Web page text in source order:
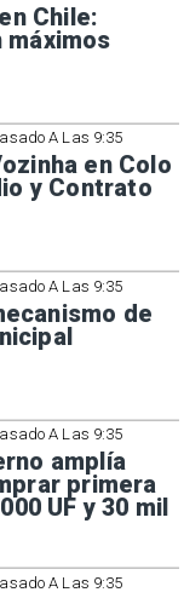
Chile:
máximos
A Las 9:35
en Colo
y Contrato
A Las 9:35
de
A Las 9:35
amplía
primera
UF y 30 mil
A Las 9:35